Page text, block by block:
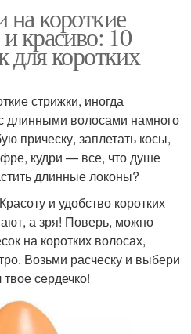
короткие
красиво: 10
для коротких
стрижки, иногда
длинными волосами намного
прическу, заплетать косы,
кудри — все, что душе
длинные локоны?
и удобство коротких
а зря! Поверь, можно
на коротких волосах,
Возьми расческу и выбери
сердечко!